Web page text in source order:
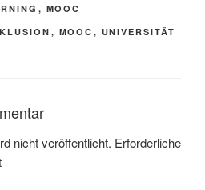
, MOOC
, MOOC , UNIVERSITÄT
nicht veröffentlicht. Erforderliche